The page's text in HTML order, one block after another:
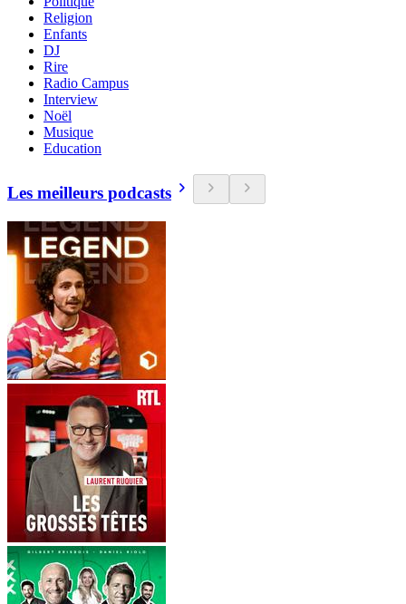
Religion
Enfants
DJ
Rire
Radio Campus
Interview
Noël
Musique
Education
Les meilleurs podcasts